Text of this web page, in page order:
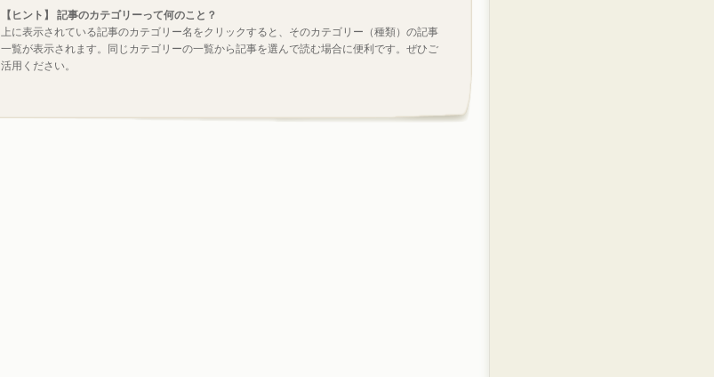
【ヒント】 記事のカテゴリーって何のこと？
上に表示されている記事のカテゴリー名をクリックすると、そのカテゴリー（種類）の記事
一覧が表示されます。同じカテゴリーの一覧から記事を選んで読む場合に便利です。ぜひご
活用ください。